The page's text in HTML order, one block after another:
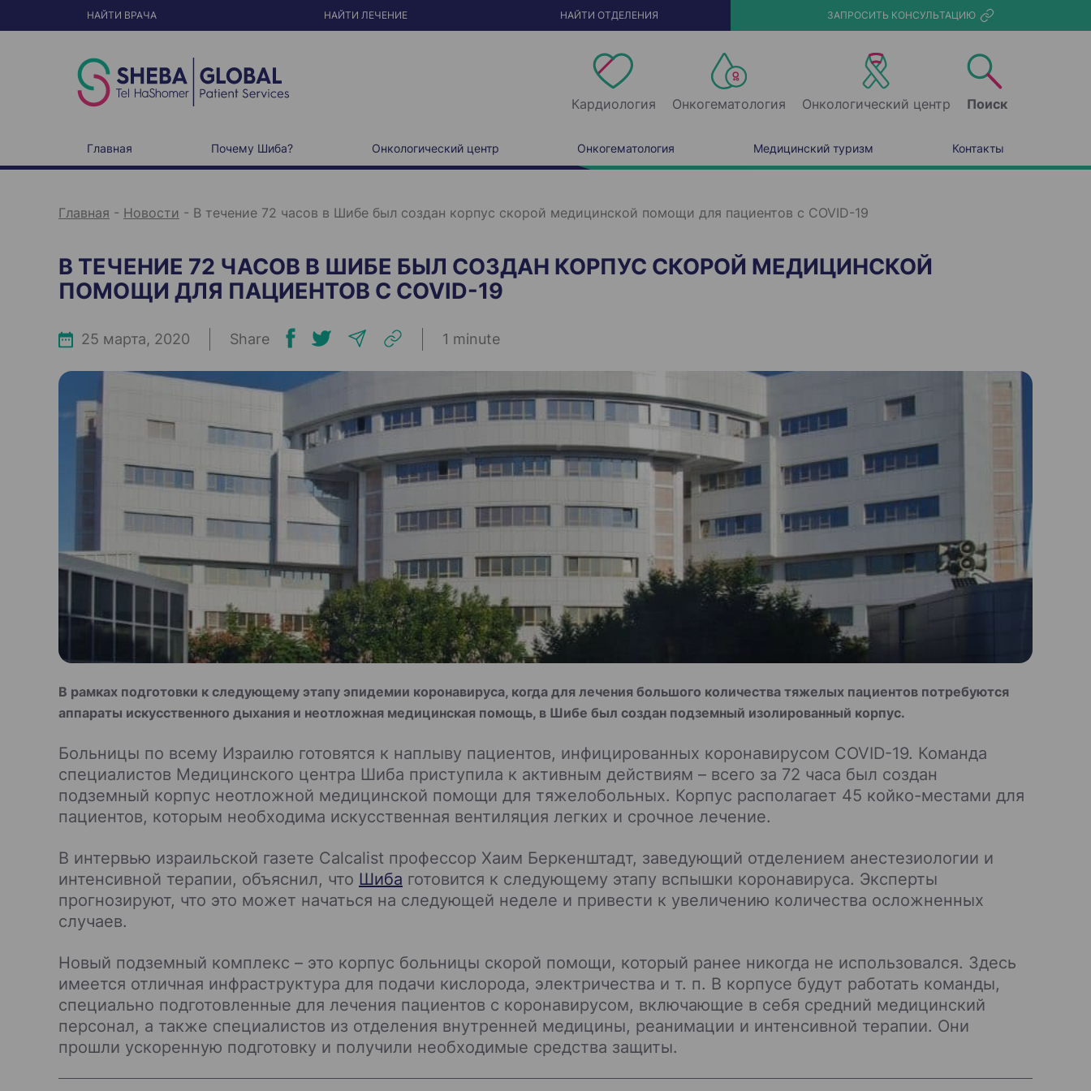
p
НАЙТИ ВРАЧА НАЙТИ ЛЕЧЕНИЕ НАЙТИ ОТДЕЛЕНИЯ ЗАПРОСИТЬ КОНСУЛЬТАЦИЮ
Кардиология Онкогематология Онкологический центр Поиск
Главная Почему Шиба? Онкологический центр Онкогематология Медицинский туризм Контакты
Главная - Новости - В течение 72 часов в Шибе был создан корпус скорой медицинской помощи для пациентов с COVID-19
В ТЕЧЕНИЕ 72 ЧАСОВ В ШИБЕ БЫЛ СОЗДАН КОРПУС СКОРОЙ МЕДИЦИНСКОЙ
ПОМОЩИ ДЛЯ ПАЦИЕНТОВ С COVID-19
25 марта, 2020 Share 1 minute
В рамках подготовки к следующему этапу эпидемии коронавируса, когда для лечения большого количества тяжелых пациентов потребуются
аппараты искусственного дыхания и неотложная медицинская помощь, в Шибе был создан подземный изолированный корпус.
Больницы по всему Израилю готовятся к наплыву пациентов, инфицированных коронавирусом COVID-19. Команда
специалистов Медицинского центра Шиба приступила к активным действиям – всего за 72 часа был создан
подземный корпус неотложной медицинской помощи для тяжелобольных. Корпус располагает 45 койко-местами для
пациентов, которым необходима искусственная вентиляция легких и срочное лечение.
В интервью израильской газете Calcalist профессор Хаим Беркенштадт, заведующий отделением анестезиологии и
интенсивной терапии, объяснил, что Шиба готовится к следующему этапу вспышки коронавируса. Эксперты
прогнозируют, что это может начаться на следующей неделе и привести к увеличению количества осложненных
случаев.
Новый подземный комплекс – это корпус больницы скорой помощи, который ранее никогда не использовался. Здесь
имеется отличная инфраструктура для подачи кислорода, электричества и т. п. В корпусе будут работать команды,
специально подготовленные для лечения пациентов с коронавирусом, включающие в себя средний медицинский
персонал, а также специалистов из отделения внутренней медицины, реанимации и интенсивной терапии. Они
прошли ускоренную подготовку и получили необходимые средства защиты.